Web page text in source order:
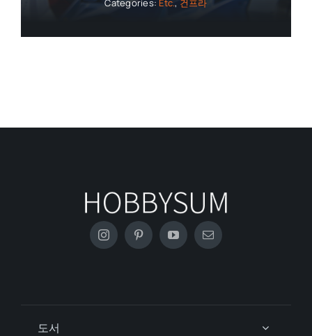
Categories: Etc., 건프라
도서